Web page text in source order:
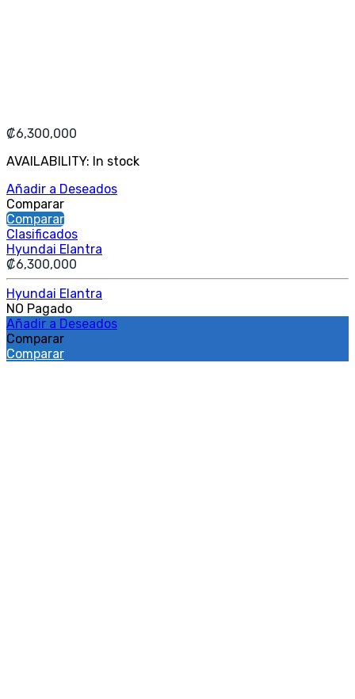
₡6,300,000
AVAILABILITY: In stock
Añadir a Deseados
Comparar
Comparar
Clasificados
Hyundai Elantra
₡6,300,000
Hyundai Elantra
NO Pagado
Añadir a Deseados
Comparar
Comparar